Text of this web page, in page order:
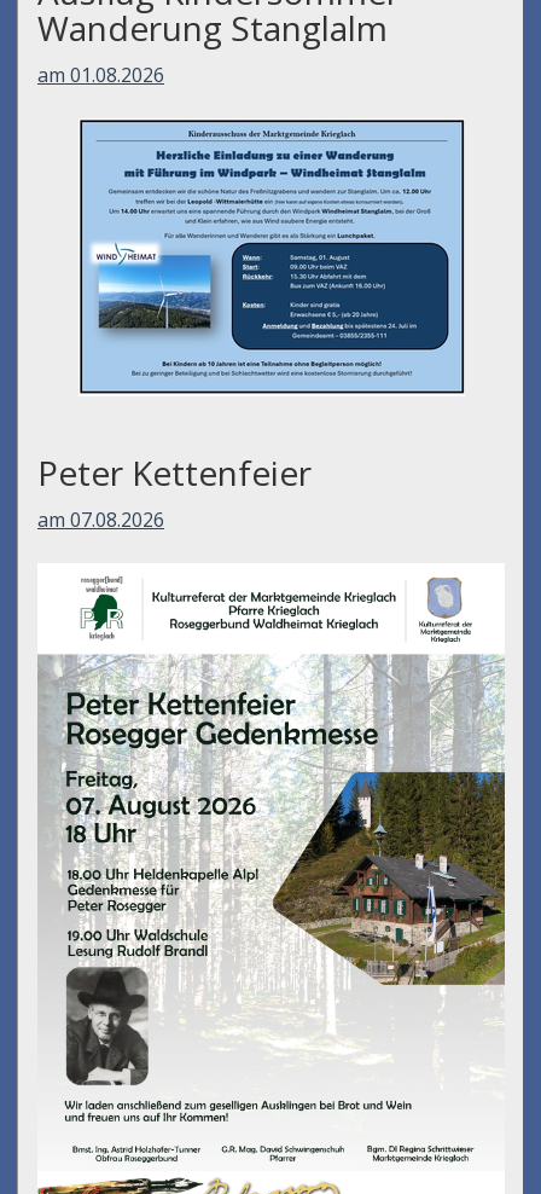
Wanderung Stanglalm
am 01.08.2026
Peter Kettenfeier
am 07.08.2026